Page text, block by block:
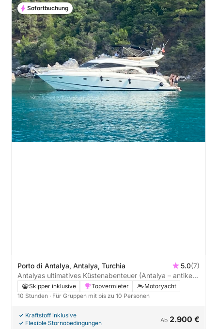
Porto di Antalya, Antalya, Turchia 5.0(7)
Antalyas ultimatives Küstenabenteuer (Antalya – antike
Stadt Phaselis)
Skipper inklusive Topvermieter
Motoryacht
10 Stunden · Für Gruppen mit bis zu 10 Personen
Kraftstoff inklusive
Flexible Stornobedingungen
Ab 2.900 €
Sofortbuchung